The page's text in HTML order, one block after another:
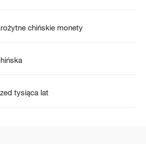
chińskie monety
tysiąca lat